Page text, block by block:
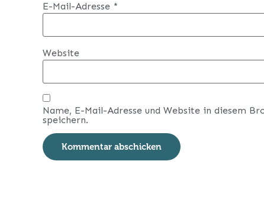
E-Mail-Adresse *
Website
Name, E-Mail-Adresse und Website in diesem
speichern.